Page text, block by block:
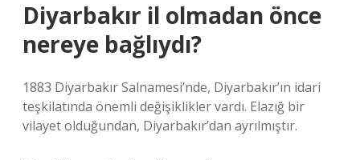
Diyarbakır il olmadan önce
nereye bağlıydı?
1883 Diyarbakır Salnamesi’nde, Diyarbakır’ın idari
teşkilatında önemli değişiklikler vardı. Elazığ bir
vilayet olduğundan, Diyarbakır’dan ayrılmıştır.